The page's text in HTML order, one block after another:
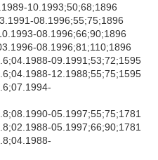
10.1993;50;68;1896
08.1996;55;75;1896
08.1996;66;90;1896
08.1996;81;110;1896
09.1991;53;72;1595
12.1988;55;75;1595
05.1997;55;75;1781
05.1997;66;90;1781